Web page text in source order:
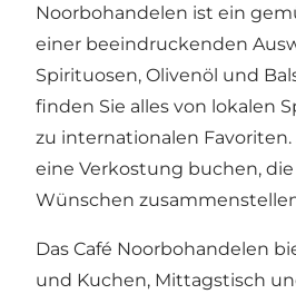
Noorbohandelen ist ein
einer beeindruckenden
Spirituosen, Olivenöl und
finden Sie alles von lokalen
zu internationalen
eine Verkostung buchen,
Wünschen
Das Café Noorbohandelen
und Kuchen, Mittagstisch